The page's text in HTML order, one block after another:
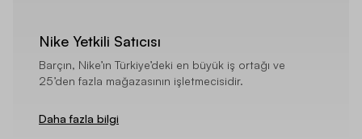
Nike Yetkili Satıcısı
Barçın, Nike’ın Türkiye’deki en büyük iş ortağı ve
25’den fazla mağazasının işletmecisidir.
Daha fazla bilgi